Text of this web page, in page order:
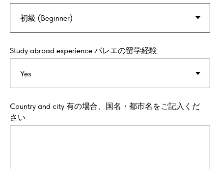
Study abroad experience バレエの留学経験
Country and city 有の場合、国名・都市名をご記入くだ
さい